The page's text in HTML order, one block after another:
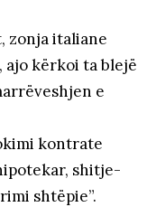
zonja italiane
kërkoi ta blejë
e
kontrate
shitje-
shtëpie”.